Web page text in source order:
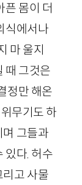
픈 몸이 더
식에서나
마 울지
때 그것은
정만 해온
무기도 하
며 그들과
있다. 허수
리고 사물